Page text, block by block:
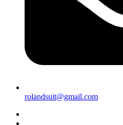
rolandsuit@gmail.com